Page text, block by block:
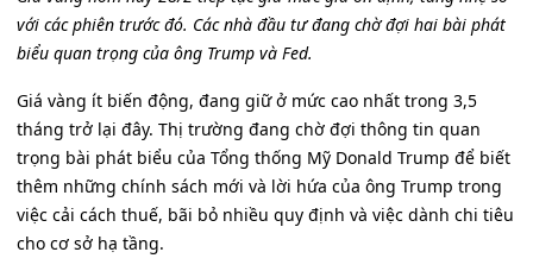
với các phiên trước đó. Các nhà đầu tư đang chờ đợi hai bài phát
biểu quan trọng của ông Trump và Fed.
Giá vàng ít biến động, đang giữ ở mức cao nhất trong 3,5
tháng trở lại đây. Thị trường đang chờ đợi thông tin quan
trọng bài phát biểu của Tổng thống Mỹ Donald Trump để biết
thêm những chính sách mới và lời hứa của ông Trump trong
việc cải cách thuế, bãi bỏ nhiều quy định và việc dành chi tiêu
cho cơ sở hạ tầng.